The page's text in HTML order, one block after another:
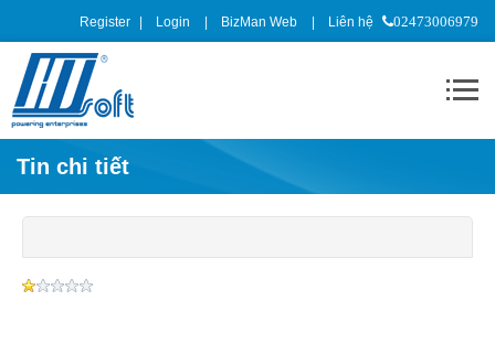
Register Login BizMan Web Liên hệ 02473006979
Tin chi tiết